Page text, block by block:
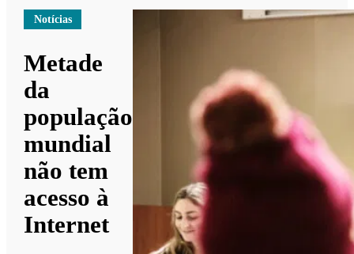
Notícias
Metade
da
população
mundial
não tem
acesso à
Internet